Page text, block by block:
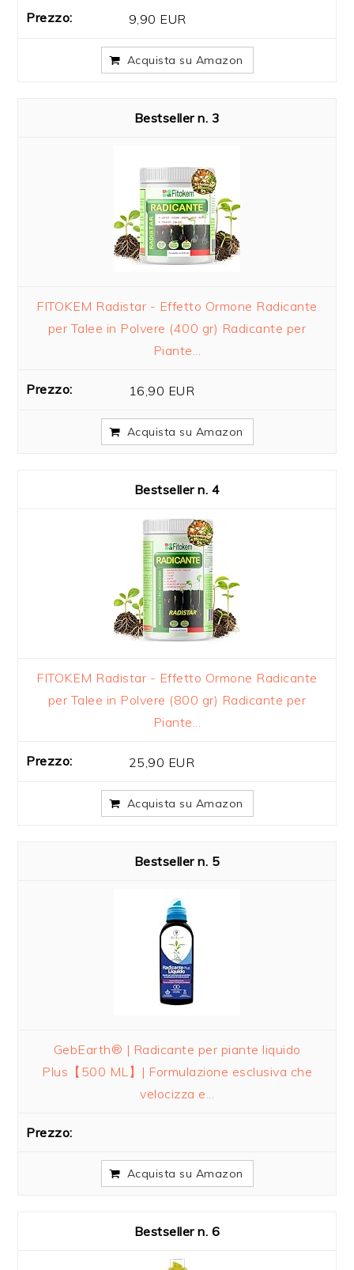
9,90 EUR
Acquista su Amazon
3
FITOKEM Radistar - Effetto Ormone Radicante
per Talee in Polvere (400 gr) Radicante per
Piante...
16,90 EUR
Acquista su Amazon
4
FITOKEM Radistar - Effetto Ormone Radicante
per Talee in Polvere (800 gr) Radicante per
Piante...
25,90 EUR
Acquista su Amazon
5
GebEarth® | Radicante per piante liquido
Plus【500 ML】| Formulazione esclusiva che
velocizza e...
Acquista su Amazon
6